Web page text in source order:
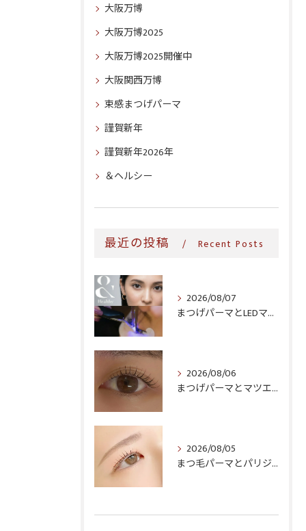
大阪万博
大阪万博2025
大阪万博2025開催中
大阪関西万博
束感まつげパーマ
謹賀新年
謹賀新年2026年
＆ヘルシー
最近の投稿 Recent Posts
2026/08/07
まつげパーマとLEDマツエク、同時にできる?寝屋川・玉造・関目で選べるメニュー
2026/08/06
まつげパーマとマツエク、生活導線に合うのはどっち?時短・継続コストで比較
2026/08/05
まつ毛パーマとパリジェンヌ、どっちがいい?仕上がり・料金・ダメージ感を徹底比較